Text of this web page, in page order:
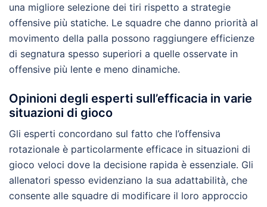
una migliore selezione dei tiri rispetto a strategie
offensive più statiche. Le squadre che danno priorità al
movimento della palla possono raggiungere efficienze
di segnatura spesso superiori a quelle osservate in
offensive più lente e meno dinamiche.
Opinioni degli esperti sull’efficacia in varie
situazioni di gioco
Gli esperti concordano sul fatto che l’offensiva
rotazionale è particolarmente efficace in situazioni di
gioco veloci dove la decisione rapida è essenziale. Gli
allenatori spesso evidenziano la sua adattabilità, che
consente alle squadre di modificare il loro approccio